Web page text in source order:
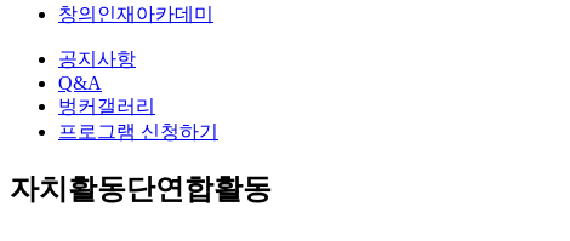
창의인재아카데미
공지사항
Q&A
벙커갤러리
프로그램 신청하기
자치활동단연합활동